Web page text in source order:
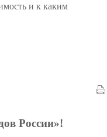
и к каким
России»!